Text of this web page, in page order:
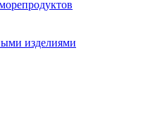
изделиями